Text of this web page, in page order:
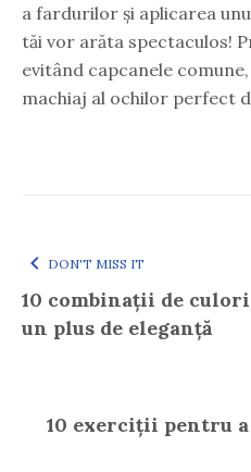
a fardurilor și aplicarea
tăi vor arăta spectaculos!
evitând capcanele
machiaj al ochilor perfect
DON'T MISS IT
10 combinații de
un plus de eleganță
10 exerciții pentru